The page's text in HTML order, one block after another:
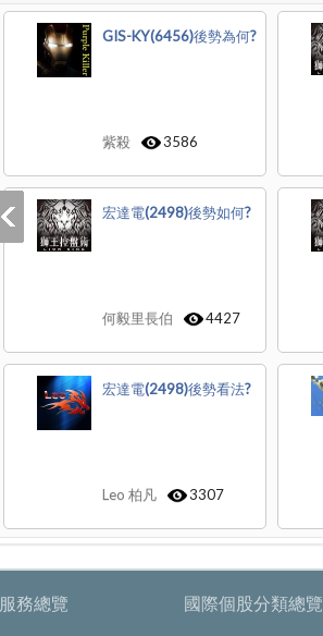
GIS-KY(6456)後勢為何?
紫殺 3586
宏達電(2498)後勢如何?
何毅里長伯 4427
宏達電(2498)後勢看法?
Leo 柏凡 3307
服務總覽 國際個股分類總覽